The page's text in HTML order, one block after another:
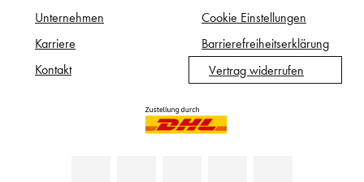
Unternehmen
Karriere
Kontakt
Cookie Einstellungen
Barrierefreiheitserklärung
Vertrag widerrufen